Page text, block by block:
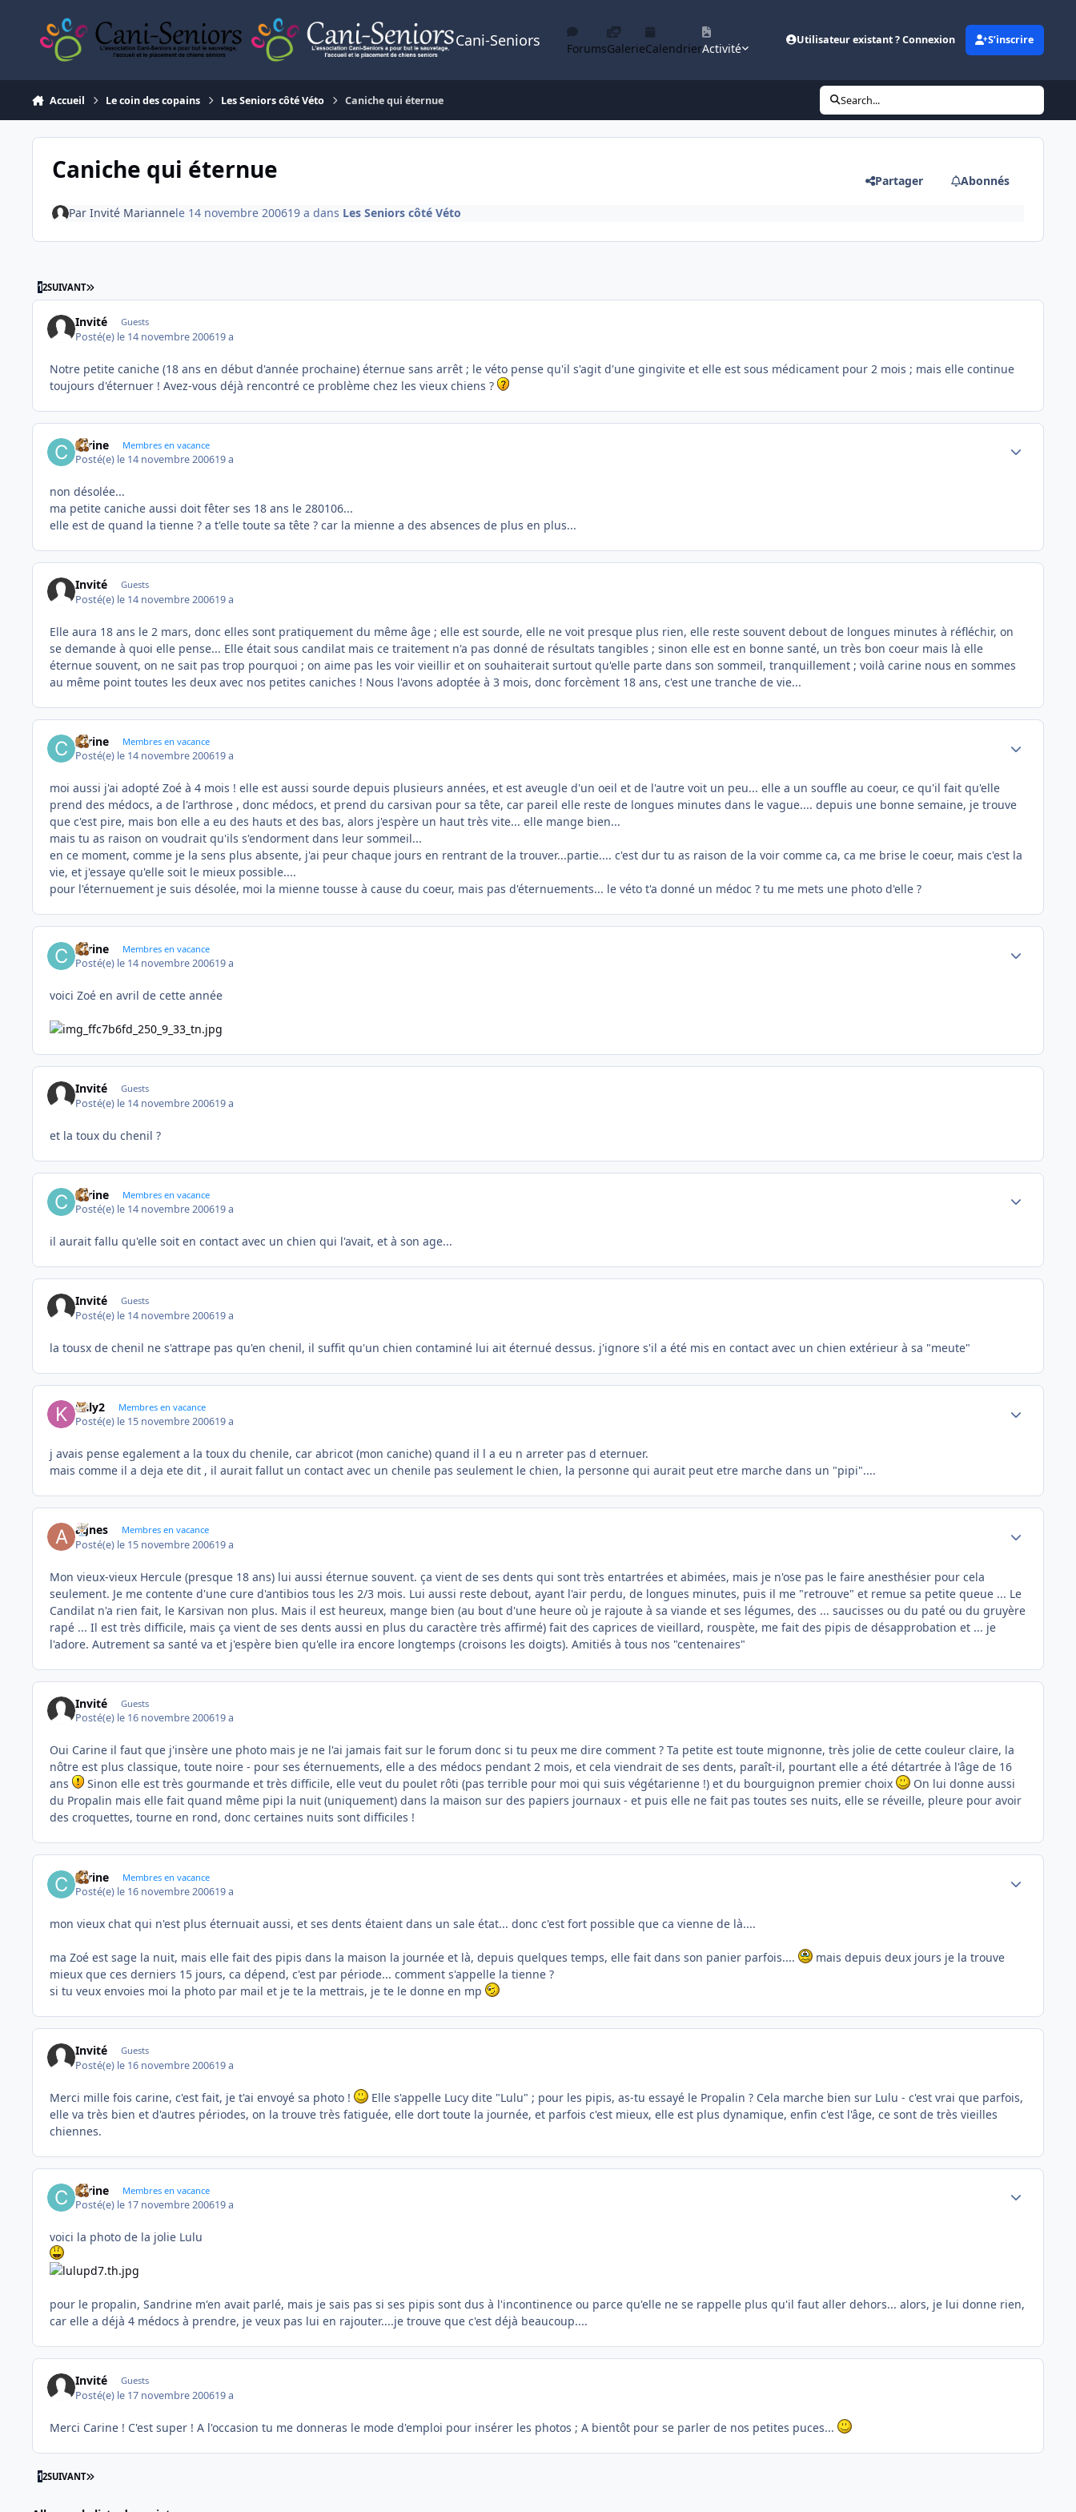
Cani-Seniors ForumsGalerieCalendrierActivité
Utilisateur existant ? Connexion S’inscrire
Accueil Le coin des copains Les Seniors côté Véto Caniche qui éternue Search...
Caniche qui éternue Partager Abonnés
Par Invité Mariannele 14 novembre 200619 a dans Les Seniors côté Véto
12SUIVANT DERNIÈRE PAGE
Invité Guests
Posté(e) le 14 novembre 200619 a
Notre petite caniche (18 ans en début d'année prochaine) éternue sans arrêt ; le véto pense qu'il s'agit d'une gingivite et elle est sous médicament pour 2 mois ; mais elle continue
toujours d'éternuer ! Avez-vous déjà rencontré ce problème chez les vieux chiens ?
carine Membres en vacance
Posté(e) le 14 novembre 200619 a
non désolée...
ma petite caniche aussi doit fêter ses 18 ans le 280106...
elle est de quand la tienne ? a t'elle toute sa tête ? car la mienne a des absences de plus en plus...
Invité Guests
Posté(e) le 14 novembre 200619 a
Elle aura 18 ans le 2 mars, donc elles sont pratiquement du même âge ; elle est sourde, elle ne voit presque plus rien, elle reste souvent debout de longues minutes à réfléchir, on
se demande à quoi elle pense... Elle était sous candilat mais ce traitement n'a pas donné de résultats tangibles ; sinon elle est en bonne santé, un très bon coeur mais là elle
éternue souvent, on ne sait pas trop pourquoi ; on aime pas les voir vieillir et on souhaiterait surtout qu'elle parte dans son sommeil, tranquillement ; voilà carine nous en sommes
au même point toutes les deux avec nos petites caniches ! Nous l'avons adoptée à 3 mois, donc forcèment 18 ans, c'est une tranche de vie...
carine Membres en vacance
Posté(e) le 14 novembre 200619 a
moi aussi j'ai adopté Zoé à 4 mois ! elle est aussi sourde depuis plusieurs années, et est aveugle d'un oeil et de l'autre voit un peu... elle a un souffle au coeur, ce qu'il fait qu'elle
prend des médocs, a de l'arthrose , donc médocs, et prend du carsivan pour sa tête, car pareil elle reste de longues minutes dans le vague.... depuis une bonne semaine, je trouve
que c'est pire, mais bon elle a eu des hauts et des bas, alors j'espère un haut très vite... elle mange bien...
mais tu as raison on voudrait qu'ils s'endorment dans leur sommeil...
en ce moment, comme je la sens plus absente, j'ai peur chaque jours en rentrant de la trouver...partie.... c'est dur tu as raison de la voir comme ca, ca me brise le coeur, mais c'est la
vie, et j'essaye qu'elle soit le mieux possible....
pour l'éternuement je suis désolée, moi la mienne tousse à cause du coeur, mais pas d'éternuements... le véto t'a donné un médoc ? tu me mets une photo d'elle ?
carine Membres en vacance
Posté(e) le 14 novembre 200619 a
voici Zoé en avril de cette année
Invité Guests
Posté(e) le 14 novembre 200619 a
et la toux du chenil ?
carine Membres en vacance
Posté(e) le 14 novembre 200619 a
il aurait fallu qu'elle soit en contact avec un chien qui l'avait, et à son age...
Invité Guests
Posté(e) le 14 novembre 200619 a
la tousx de chenil ne s'attrape pas qu'en chenil, il suffit qu'un chien contaminé lui ait éternué dessus. j'ignore s'il a été mis en contact avec un chien extérieur à sa "meute"
kaly2 Membres en vacance
Posté(e) le 15 novembre 200619 a
j avais pense egalement a la toux du chenile, car abricot (mon caniche) quand il l a eu n arreter pas d eternuer.
mais comme il a deja ete dit , il aurait fallut un contact avec un chenile pas seulement le chien, la personne qui aurait peut etre marche dans un "pipi"....
agnes Membres en vacance
Posté(e) le 15 novembre 200619 a
Mon vieux-vieux Hercule (presque 18 ans) lui aussi éternue souvent. ça vient de ses dents qui sont très entartrées et abimées, mais je n'ose pas le faire anesthésier pour cela
seulement. Je me contente d'une cure d'antibios tous les 2/3 mois. Lui aussi reste debout, ayant l'air perdu, de longues minutes, puis il me "retrouve" et remue sa petite queue ... Le
Candilat n'a rien fait, le Karsivan non plus. Mais il est heureux, mange bien (au bout d'une heure où je rajoute à sa viande et ses légumes, des ... saucisses ou du paté ou du gruyère
rapé ... Il est très difficile, mais ça vient de ses dents aussi en plus du caractère très affirmé) fait des caprices de vieillard, rouspète, me fait des pipis de désapprobation et ... je
l'adore. Autrement sa santé va et j'espère bien qu'elle ira encore longtemps (croisons les doigts). Amitiés à tous nos "centenaires"
Invité Guests
Posté(e) le 16 novembre 200619 a
Oui Carine il faut que j'insère une photo mais je ne l'ai jamais fait sur le forum donc si tu peux me dire comment ? Ta petite est toute mignonne, très jolie de cette couleur claire, la
nôtre est plus classique, toute noire - pour ses éternuements, elle a des médocs pendant 2 mois, et cela viendrait de ses dents, paraît-il, pourtant elle a été détartrée à l'âge de 16
ans
Sinon elle est très gourmande et très difficile, elle veut du poulet rôti (pas terrible pour moi qui suis végétarienne !) et du bourguignon premier choix
On lui donne aussi
du Propalin mais elle fait quand même pipi la nuit (uniquement) dans la maison sur des papiers journaux - et puis elle ne fait pas toutes ses nuits, elle se réveille, pleure pour avoir
des croquettes, tourne en rond, donc certaines nuits sont difficiles !
carine Membres en vacance
Posté(e) le 16 novembre 200619 a
mon vieux chat qui n'est plus éternuait aussi, et ses dents étaient dans un sale état... donc c'est fort possible que ca vienne de là....
ma Zoé est sage la nuit, mais elle fait des pipis dans la maison la journée et là, depuis quelques temps, elle fait dans son panier parfois....
mais depuis deux jours je la trouve
mieux que ces derniers 15 jours, ca dépend, c'est par période... comment s'appelle la tienne ?
si tu veux envoies moi la photo par mail et je te la mettrais, je te le donne en mp
Invité Guests
Posté(e) le 16 novembre 200619 a
Merci mille fois carine, c'est fait, je t'ai envoyé sa photo !
Elle s'appelle Lucy dite "Lulu" ; pour les pipis, as-tu essayé le Propalin ? Cela marche bien sur Lulu - c'est vrai que parfois,
elle va très bien et d'autres périodes, on la trouve très fatiguée, elle dort toute la journée, et parfois c'est mieux, elle est plus dynamique, enfin c'est l'âge, ce sont de très vieilles
chiennes.
carine Membres en vacance
Posté(e) le 17 novembre 200619 a
voici la photo de la jolie Lulu
pour le propalin, Sandrine m'en avait parlé, mais je sais pas si ses pipis sont dus à l'incontinence ou parce qu'elle ne se rappelle plus qu'il faut aller dehors... alors, je lui donne rien,
car elle a déjà 4 médocs à prendre, je veux pas lui en rajouter....je trouve que c'est déjà beaucoup....
Invité Guests
Posté(e) le 17 novembre 200619 a
Merci Carine ! C'est super ! A l'occasion tu me donneras le mode d'emploi pour insérer les photos ; A bientôt pour se parler de nos petites puces...
12SUIVANT DERNIÈRE PAGE